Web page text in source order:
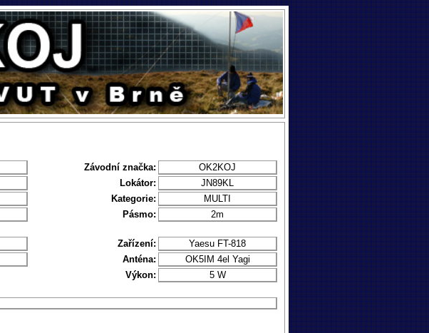
Závodní značka:
OK2KOJ
Lokátor:
JN89KL
Kategorie:
MULTI
Pásmo: 2m
Zařízení:
Yaesu FT-818
Anténa:
OK5IM 4el Yagi
Výkon:
5 W